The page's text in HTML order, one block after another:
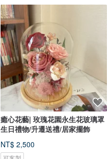
癒心花藝| 玫瑰花園永生花玻璃罩
生日禮物/升遷送禮/居家擺飾
NT$ 2,500